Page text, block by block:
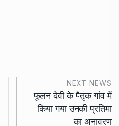
NEXT NEWS
फूलन देवी के पैतृक गांव में
किया गया उनकी प्रतिमा
का अनावरण